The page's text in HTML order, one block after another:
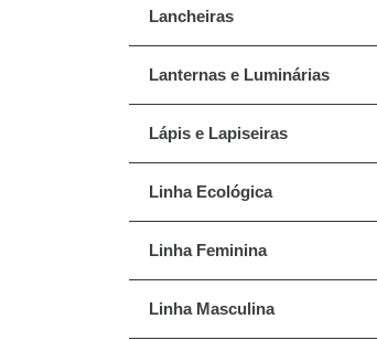
Lancheiras
Lanternas e Luminárias
Lápis e Lapiseiras
Linha Ecológica
Linha Feminina
Linha Masculina